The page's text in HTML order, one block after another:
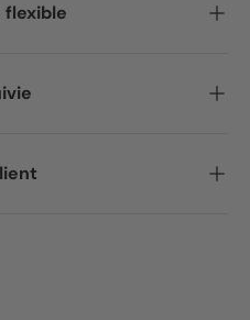
flexible